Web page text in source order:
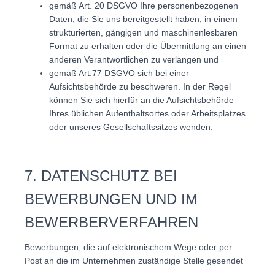
gemäß Art. 20 DSGVO Ihre personenbezogenen
Daten, die Sie uns bereitgestellt haben, in einem
strukturierten, gängigen und maschinenlesbaren
Format zu erhalten oder die Übermittlung an einen
anderen Verantwortlichen zu verlangen und
gemäß Art.77 DSGVO sich bei einer
Aufsichtsbehörde zu beschweren. In der Regel
können Sie sich hierfür an die Aufsichtsbehörde
Ihres üblichen Aufenthaltsortes oder Arbeitsplatzes
oder unseres Gesellschaftssitzes wenden.
7. DATENSCHUTZ BEI
BEWERBUNGEN UND IM
BEWERBERVERFAHREN
Bewerbungen, die auf elektronischem Wege oder per
Post an die im Unternehmen zuständige Stelle gesendet